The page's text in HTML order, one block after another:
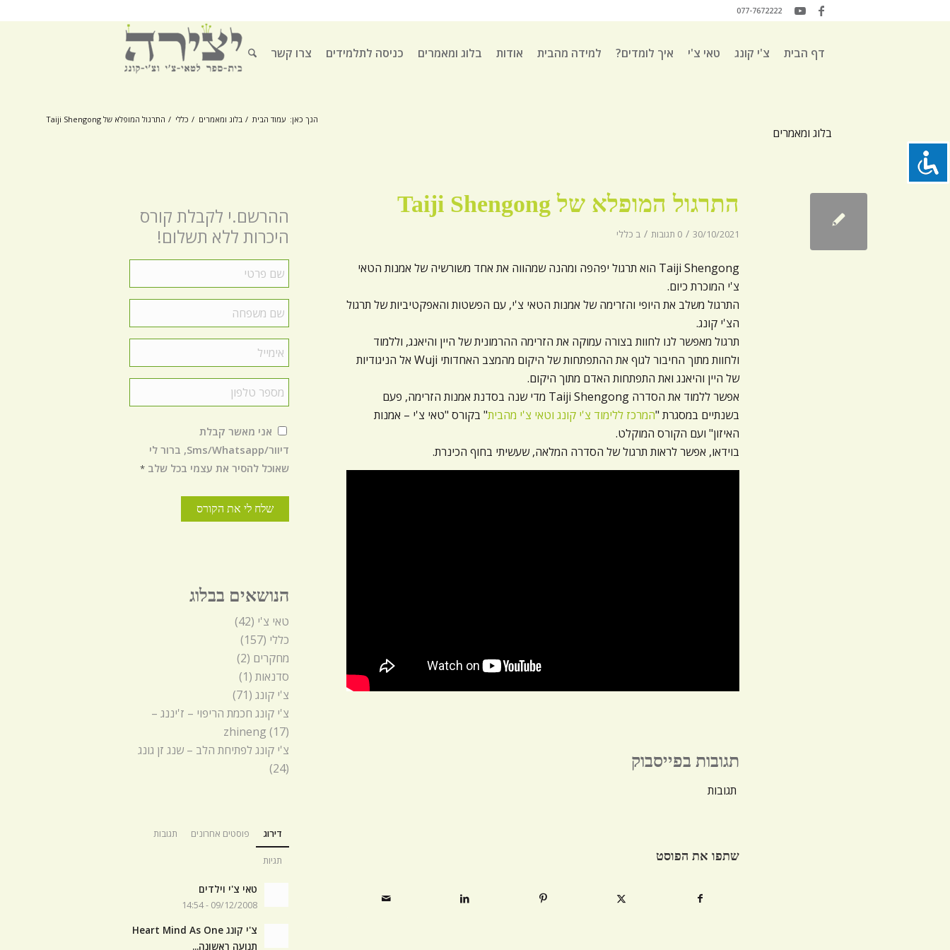
077-7672222
דף הבית צ'י קונג טאי צ'י איך לומדים? למידה מהבית אודות בלוג ומאמרים כניסה לתלמידים צרו קשר
בלוג ומאמרים
הנך כאן: עמוד הבית / בלוג ומאמרים / כללי / התרגול המופלא של Taiji Shengong
התרגול המופלא של Taiji Shengong
30/10/2021
/ 0 תגובות / ב כללי
Taiji Shengong הוא תרגול יפהפה ומהנה שמהווה את אחד משורשיה של אמנות הטאי
צ'י המוכרת כיום.
התרגול משלב את היופי והזרימה של אמנות הטאי צ'י, עם הפשטות והאפקטיביות של תרגול
הצ'י קונג.
תרגול מאפשר לנו לחוות בצורה עמוקה את הזרימה ההרמונית של היין והיאנג, וללמוד
ולחוות מתוך החיבור לגוף את ההתפתחות של היקום מהמצב האחדותי Wuji אל הניגודיות
של היין והיאנג ואת התפתחות האדם מתוך היקום.
אפשר ללמוד את הסדרה Taiji Shengong מדי שנה בסדנת אמנות הזרימה, פעם
בשנתיים במסגרת "המרכז ללימוד צ'י קונג וטאי צ'י מהבית" בקורס "טאי צ'י – אמנות
האיזון" ועם הקורס המוקלט.
בוידאו, אפשר לראות תרגול של הסדרה המלאה, שעשיתי בחוף הכינרת.
תגובות בפייסבוק
תגובות
שתפו את הפוסט
ההרשם.י לקבלת קורס
היכרות ללא תשלום!
פרטי
*
משפחה *
הסכמהאני מאשר קבלת
דיוור/Sms/Whatsapp, ברור לי
שאוכל להסיר את עצמי בכל שלב *
הנושאים בבלוג
טאי צ'י (42)
כללי (157)
מחקרים (2)
סדנאות (1)
צ'י קונג (71)
צ'י קונג חכמת הריפוי – ז'יננג –
zhineng (17)
צ'י קונג לפתיחת הלב – שנג זן גונג
(24)
דירוג פוסטים אחרונים תגובות
תגיות
טאי צ'י וילדים
09/12/2008 - 14:54
צ'י קונג Heart Mind As One
תנועה ראשונה...